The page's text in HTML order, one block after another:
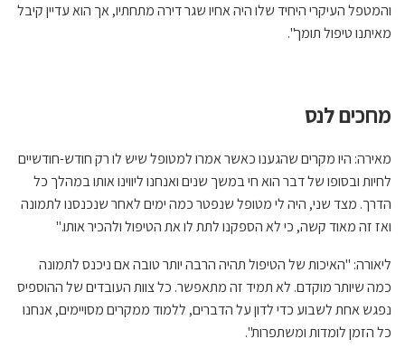
והמטפל העיקרי היחיד שלו היה אחיו שגר דירה מתחתיו, אך הוא עדיין קיבל
מאיתנו טיפול תומך".
מחכים לנס
מאירה: היו מקרים שהגענו כאשר אמרו למטופל שיש לו רק חודש-חודשיים
לחיות ובסופו של דבר הוא חי במשך שנים ואנחנו ליווינו אותו במהלך כל
הדרך. מצד שני, היה לי מטופל שנפטר כמה ימים לאחר שנכנסנו לתמונה
ואז זה מאוד קשה, כי לא הספקנו לתת לו את הטיפול ולהכיר אותו."
ליאורה: "האיכות של הטיפול תהיה הרבה יותר טובה אם ניכנס לתמונה
כמה שיותר מוקדם. לא תמיד זה מתאפשר. כל צוות העובדים של ההוספיס
נפגש אחת לשבוע כדי לדון על הדברים, ללמוד ממקרים מסויימים, אנחנו
כל הזמן לומדות ומשתפרות".